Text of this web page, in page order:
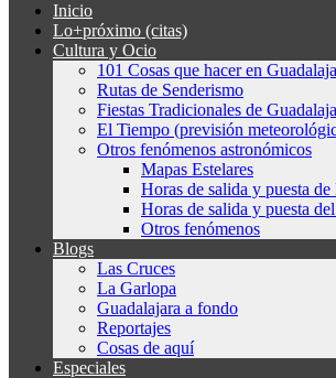
Inicio
Lo+próximo (citas)
Cultura y Ocio
101 Cosas que hacer en
Rutas de Senderismo
Fiestas Tradicionales de
El Tiempo (previsión
Otros fenómenos astronómicos
Mapas Estelares
Horas de salida y puesta de
Horas de salida y puesta
Otros fenómenos
Blogs
Las Cruces
La Garlopa
Guadalajara a fondo
Reportajes
Cosas de aquí
Especiales